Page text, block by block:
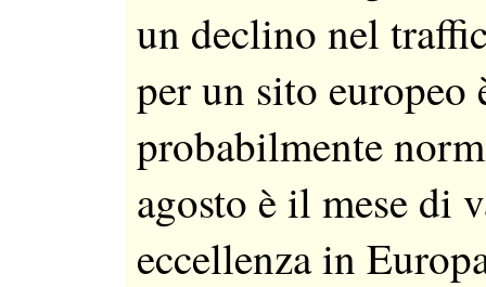
un declino nel
per un sito europeo
probabilmente
agosto è il mese di
eccellenza in